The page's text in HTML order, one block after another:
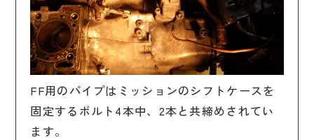
FF用のパイプはミッションのシフトケースを
固定するボルト4本中、2本と共締めされてい
ます。